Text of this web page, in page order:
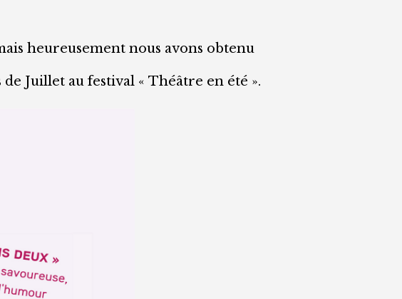
heureusement nous avons obtenu
Juillet au festival « Théâtre en été ».